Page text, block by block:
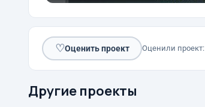
♡Оценить проект Оценили проект:
Другие проекты